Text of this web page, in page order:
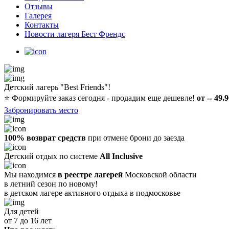
Отзывы
Галерея
Контакты
Новости лагеря Бест Френдс
Детский лагерь "Best Friends"!
⭐️ Формируйте заказ сегодня - продадим еще дешевле! от --
Забронировать место
100% возврат средств при отмене брони до заезда
Детский отдых по системе All Inclusive
Мы находимся в реестре лагерей Московской области
в летний сезон по новому!
в детском лагере активного отдыха в подмосковье
Для детей
от 7 до 16 лет